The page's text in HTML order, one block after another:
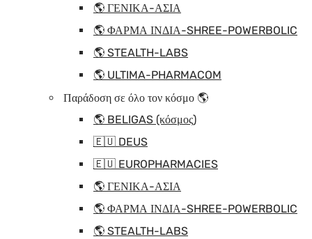
🌎 ΓΕΝΙΚΑ-ΑΣΙΑ
🌎 ΦΑΡΜΑ ΙΝΔΙΑ-SHREE-POWERBOLIC
🌎 STEALTH-LABS
🌎 ULTIMA-PHARMACOM
Παράδοση σε όλο τον κόσμο 🌎
🌎 BELIGAS (κόσμος)
🇪🇺 DEUS
🇪🇺 EUROPHARMACIES
🌎 ΓΕΝΙΚΑ-ΑΣΙΑ
🌎 ΦΑΡΜΑ ΙΝΔΙΑ-SHREE-POWERBOLIC
🌎 STEALTH-LABS